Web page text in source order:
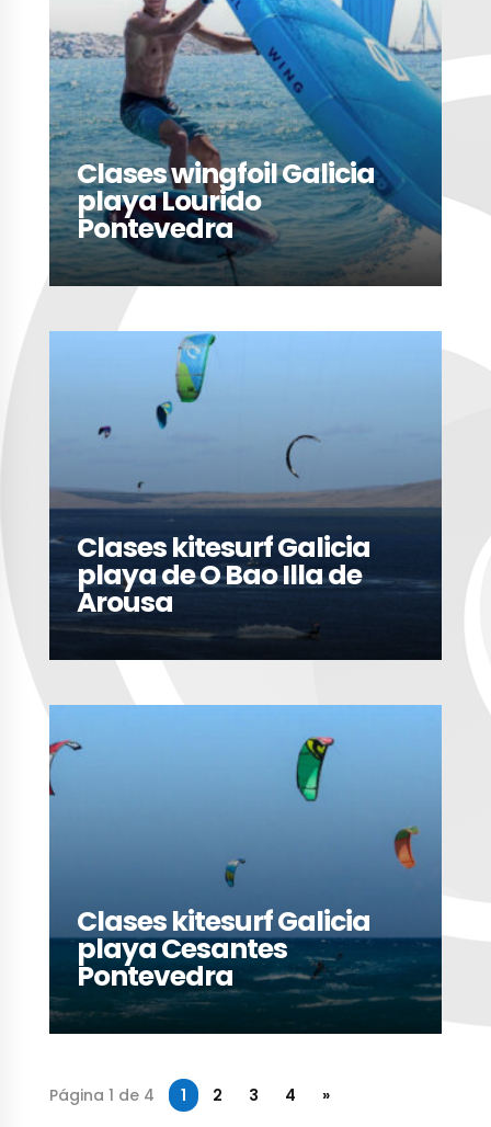
Clases wingfoil Galicia
playa Lourido
Pontevedra
Clases kitesurf Galicia
playa de O Bao Illa de
Arousa
Clases kitesurf Galicia
playa Cesantes
Pontevedra
Página 1 de 4 1 2 3 4 »